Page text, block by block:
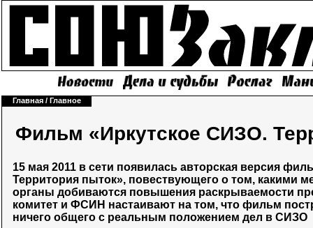
Главная / Главное
Фильм «Иркутское СИЗО.
15 мая 2011 в сети появилась авторская версия
Территория пыток», повествующего о том, какими
органы добиваются повышения раскрываемости
комитет и ФСИН настаивают на том, что фильм
ничего общего с реальным положением дел в СИЗО